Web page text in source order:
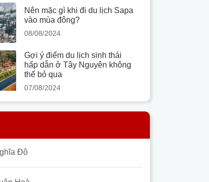
Nên mặc gì khi đi du lịch Sapa
vào mùa đông?
08/08/2024
Gợi ý điểm du lịch sinh thái
hấp dẫn ở Tây Nguyên không
thể bỏ qua
07/08/2024
Đô